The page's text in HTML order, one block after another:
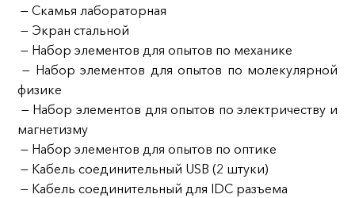
— Скамья лабораторная
— Экран стальной
— Набор элементов для опытов по механике
— Набор элементов для опытов по молекулярной
физике
— Набор элементов для опытов по электричеству и
магнетизму
— Набор элементов для опытов по оптике
— Кабель соединительный USB (2 штуки)
— Кабель соединительный для IDC разъема